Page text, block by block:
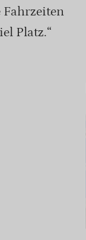
Fahrzeiten
Platz.“